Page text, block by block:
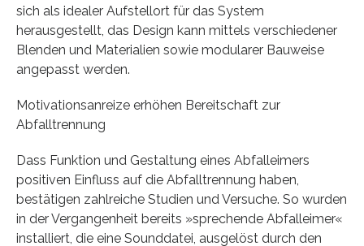
sich als idealer Aufstellort für das System
herausgestellt, das Design kann mittels verschiedener
Blenden und Materialien sowie modularer Bauweise
angepasst werden.
Motivationsanreize erhöhen Bereitschaft zur
Abfalltrennung
Dass Funktion und Gestaltung eines Abfalleimers
positiven Einfluss auf die Abfalltrennung haben,
bestätigen zahlreiche Studien und Versuche. So wurden
in der Vergangenheit bereits »sprechende Abfalleimer«
installiert, die eine Sounddatei, ausgelöst durch den